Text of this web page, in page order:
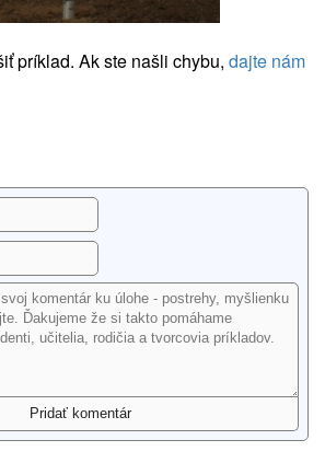
príklad. Ak ste našli chybu, dajte nám